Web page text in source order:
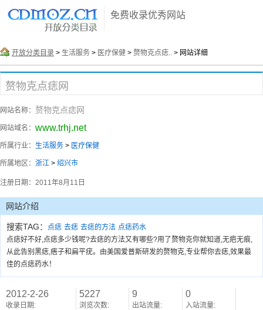
免费收录优秀网站
开放分类目录 > 生活服务 > 医疗保健 > 赘物克点痣.. > 网站详细
赘物克点痣网
网站名称： 赘物克点痣网
网站域名： www.trhj.net
所属行业： 生活服务 > 医疗保健
所属地区： 浙江 > 绍兴市
注册日期： 2011年8月11日
网站介绍
搜索TAG： 点痣 去痣 去痣的方法 点痣药水
点痣好不好,点痣多少钱呢?去痣的方法又有哪些?用了赘物克你就知道,无疤无痕,
从此告别黑痣,痦子和扁平疣。由美国爱普斯研发的赘物克,专业帮你去痣,效果最
佳的点痣药水！
2012-2-26
收录日期:
5227
浏览次数:
9
出站流量:
0
入站流量: